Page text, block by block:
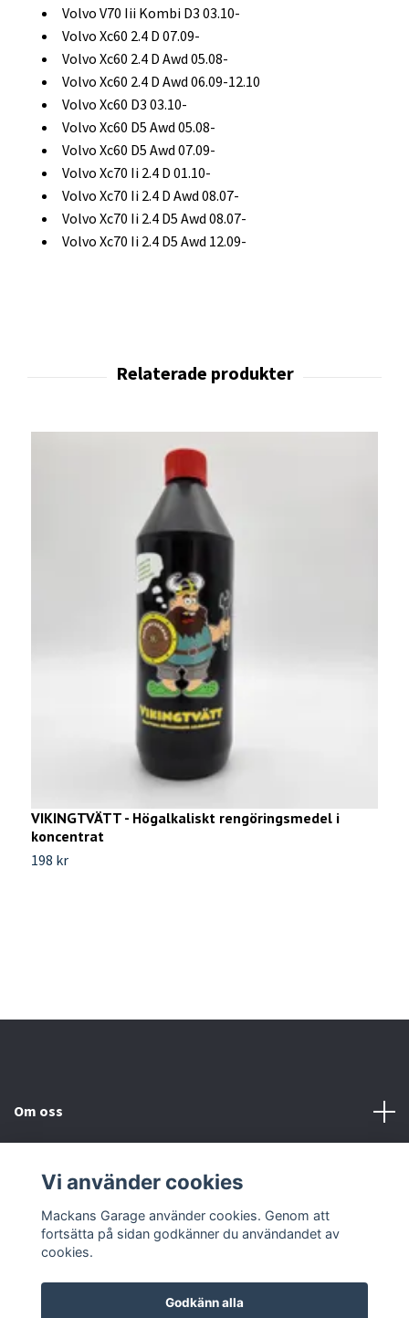
Volvo V70 Iii Kombi D3 03.10-
Volvo Xc60 2.4 D 07.09-
Volvo Xc60 2.4 D Awd 05.08-
Volvo Xc60 2.4 D Awd 06.09-12.10
Volvo Xc60 D3 03.10-
Volvo Xc60 D5 Awd 05.08-
Volvo Xc60 D5 Awd 07.09-
Volvo Xc70 Ii 2.4 D 01.10-
Volvo Xc70 Ii 2.4 D Awd 08.07-
Volvo Xc70 Ii 2.4 D5 Awd 08.07-
Volvo Xc70 Ii 2.4 D5 Awd 12.09-
VIKINGTVÄTT - Högalkaliskt rengöringsmedel i
koncentrat
198 kr
Om oss
Sociala medier
Vi använder cookies
Mackans Garage använder cookies. Genom att
fortsätta på sidan godkänner du användandet av
cookies.
Godkänn alla